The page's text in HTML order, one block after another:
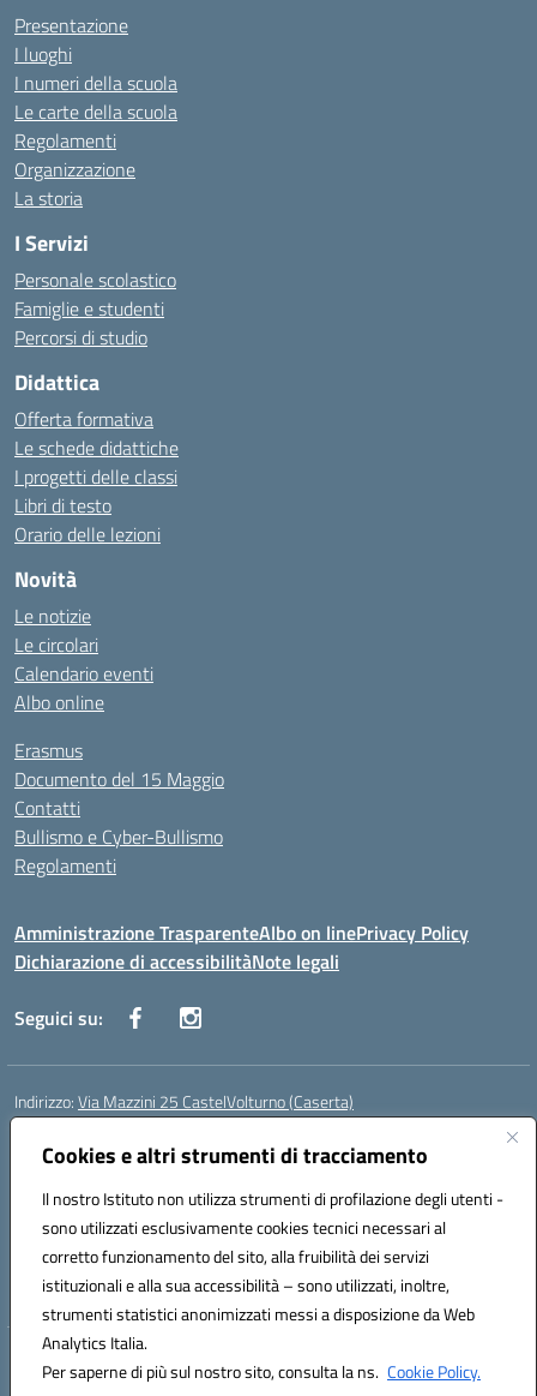
Cookies e altri strumenti di tracciamento
Il nostro Istituto non utilizza strumenti di profilazione degli utenti -
sono utilizzati esclusivamente cookies tecnici necessari al
corretto funzionamento del sito, alla fruibilità dei servizi
istituzionali e alla sua accessibilità – sono utilizzati, inoltre,
strumenti statistici anonimizzati messi a disposizione da Web
Analytics Italia.
Per saperne di più sul nostro sito, consulta la ns. Cookie Policy.
Presentazione
I luoghi
I numeri della scuola
Le carte della scuola
Regolamenti
Organizzazione
La storia
I Servizi
Personale scolastico
Famiglie e studenti
Percorsi di studio
Didattica
Offerta formativa
Le schede didattiche
I progetti delle classi
Libri di testo
Orario delle lezioni
Novità
Le notizie
Le circolari
Calendario eventi
Albo online
Erasmus
Documento del 15 Maggio
Contatti
Bullismo e Cyber-Bullismo
Regolamenti
Amministrazione TrasparenteAlbo on linePrivacy Policy
Dichiarazione di accessibilitàNote legali
Seguici su:
Indirizzo:Via Mazzini 25 CastelVolturno (Caserta)
Centralino:
Posta elettronica certificata (PEC):ceis014005@pec.istruzione.it
Codice fiscale: 93063510619
Codice meccanografico:CEIS014005
Codice Indice delle Pubbliche Amministrazioni (IPA): istsc_ceis014005
Codice unico di fatturazione (CUF): UOU8EW
Hosting & Powered by 3D Solution S.r.l.
Concept & Design by Designers Italia